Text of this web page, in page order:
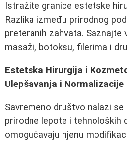
Istražite granice estetske
Razlika između prirodnog
preteranih zahvata. Saznajte
masaži, botoksu, filerima i
Estetska Hirurgija i
Ulepšavanja i Normalizacije
Savremeno društvo nalazi
prirodne lepote i tehnoloških
omogućavaju njenu